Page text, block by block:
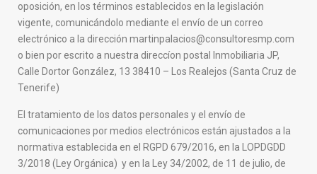
oposición, en los términos establecidos en la legislación
vigente, comunicándolo mediante el envío de un correo
electrónico a la dirección martinpalacios@consultoresmp.com
o bien por escrito a nuestra direccíon postal Inmobiliaria JP,
Calle Dortor González, 13 38410 – Los Realejos (Santa Cruz de
Tenerife)
El tratamiento de los datos personales y el envío de
comunicaciones por medios electrónicos están ajustados a la
normativa establecida en el RGPD 679/2016, en la LOPDGDD
3/2018 (Ley Orgánica) y en la Ley 34/2002, de 11 de julio, de